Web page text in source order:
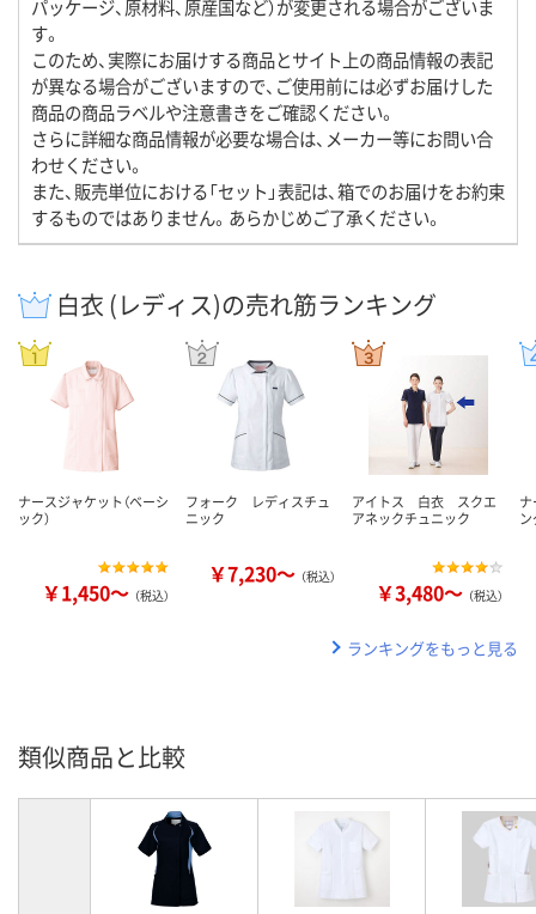
パッケージ、原材料、原産国など）が変更される場合がございま
す。
このため、実際にお届けする商品とサイト上の商品情報の表記
が異なる場合がございますので、ご使用前には必ずお届けした
商品の商品ラベルや注意書きをご確認ください。
さらに詳細な商品情報が必要な場合は、メーカー等にお問い合
わせください。
また、販売単位における「セット」表記は、箱でのお届けをお約束
するものではありません。あらかじめご了承ください。
白衣 (レディス)の売れ筋ランキング
ナースジャケット（ベーシ
ック）
￥1,450～ （税込）
フォーク レディスチュ
ニック
￥7,230～ （税込）
アイトス 白衣 スクエ
アネックチュニック
￥3,480～ （税込）
ナ
ン
ランキングをもっと見る
類似商品と比較